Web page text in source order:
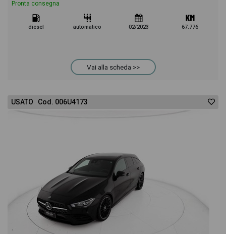
Pronta consegna
diesel automatico 02/2023 67.776
Vai alla scheda >>
USATO Cod. 006U4173